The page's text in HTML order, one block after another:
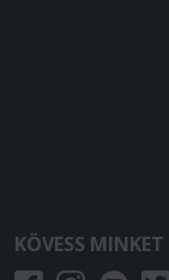
KÖVESS MINKET